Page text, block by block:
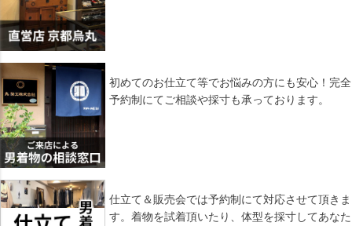
初めてのお仕立て等でお悩みの方にも安心！完全
予約制にてご相談や採寸も承っております。
仕立て＆販売会では予約制にて対応させて頂きま
す。着物を試着頂いたり、体型を採寸してあなた